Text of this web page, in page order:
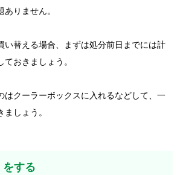
りません。
い替える場合、まずは処分前日までには計
おきましょう。
はクーラーボックスに入れるなどして、一
しょう。
する